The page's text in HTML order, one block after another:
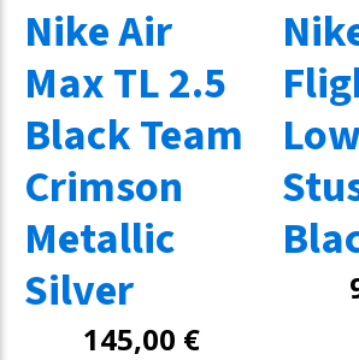
Nike Air
Max TL 2.5
Black Team
Crimson
Metallic
Silver
145,00 €